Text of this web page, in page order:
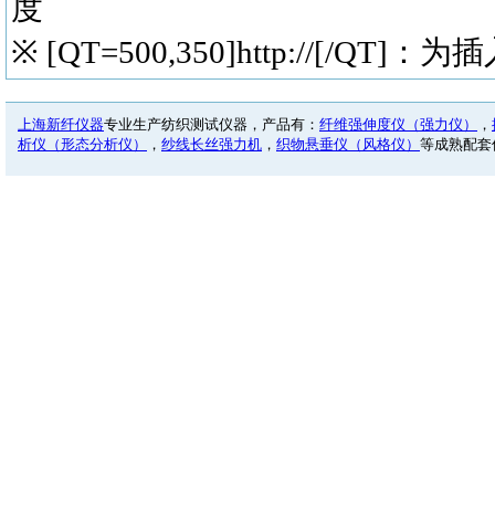
度
※ [QT=500,350]http://[/QT]：为